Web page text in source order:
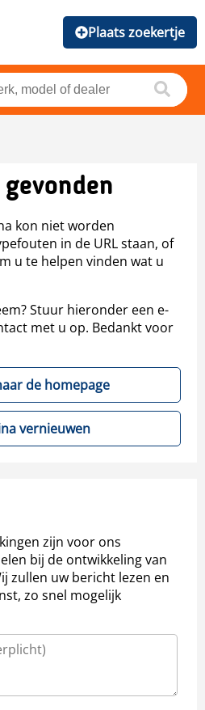
Plaats zoekertje
kon niet worden
in de URL staan, of
u te helpen vinden wat u
Stuur hieronder een e-
met u op. Bedankt voor
de homepage
vernieuwen
zijn voor ons
bij de ontwikkeling van
zullen uw bericht lezen en
zo snel mogelijk